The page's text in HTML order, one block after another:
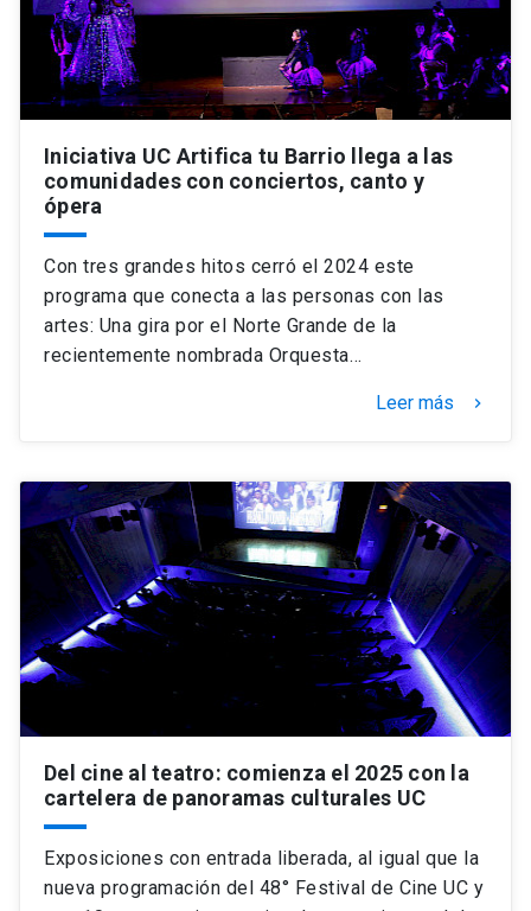
Iniciativa UC Artifica tu Barrio llega a las
comunidades con conciertos, canto y
ópera
Con tres grandes hitos cerró el 2024 este
programa que conecta a las personas con las
artes: Una gira por el Norte Grande de la
recientemente nombrada Orquesta…
Leer más keyboard_arrow_right
Del cine al teatro: comienza el 2025 con la
cartelera de panoramas culturales UC
Exposiciones con entrada liberada, al igual que la
nueva programación del 48° Festival de Cine UC y